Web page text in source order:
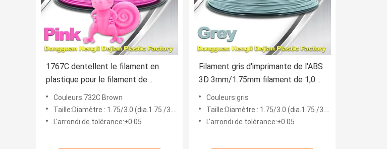
1767C dentellent le filament en
plastique pour le filament de
consommables de l'impression 3D
Couleurs:732C Brown
Taille:Diamètre : 1.75/3.0 (dia.1.75 /3.0 millimètre)
L'arrondi de tolérance:±0.05
Filament gris d'imprimante de l'ABS
3D 3mm/1.75mm filament de 1,0
kilogrammes/petit pain
Couleurs:gris
Taille:Diamètre : 1.75/3.0 (dia.1.75 /3.0 millimètre)
L'arrondi de tolérance:±0.05